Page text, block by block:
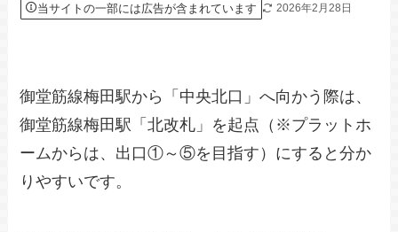
当サイトの一部には広告が含まれています 2026年2月28日
御堂筋線梅田駅から「中央北口」へ向かう際は、
御堂筋線梅田駅「北改札」を起点（※プラットホ
ームからは、出口①～⑤を目指す）にすると分か
りやすいです。